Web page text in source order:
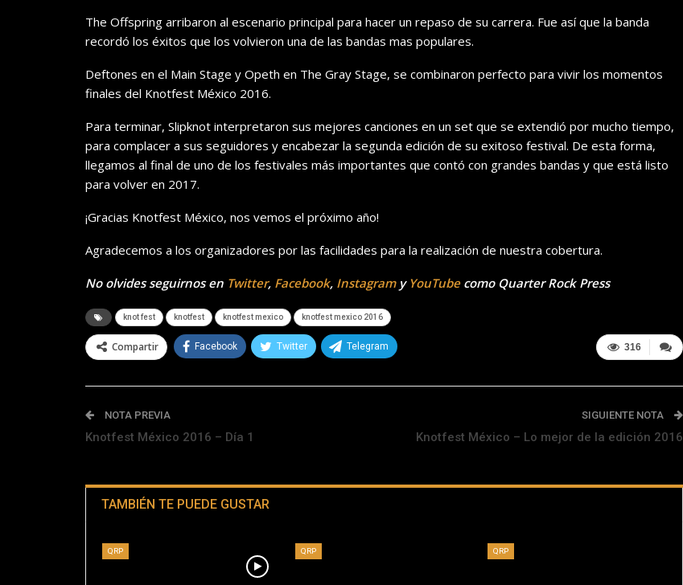
The Offspring arribaron al escenario principal para hacer un repaso de su carrera. Fue así que la banda
recordó los éxitos que los volvieron una de las bandas mas populares.
Deftones en el Main Stage y Opeth en The Gray Stage, se combinaron perfecto para vivir los momentos
finales del Knotfest México 2016.
Para terminar, Slipknot interpretaron sus mejores canciones en un set que se extendió por mucho tiempo,
para complacer a sus seguidores y encabezar la segunda edición de su exitoso festival. De esta forma,
llegamos al final de uno de los festivales más importantes que contó con grandes bandas y que está listo
para volver en 2017.
¡Gracias Knotfest México, nos vemos el próximo año!
Agradecemos a los organizadores por las facilidades para la realización de nuestra cobertura.
No olvides seguirnos en Twitter, Facebook, Instagramy YouTubecomo Quarter Rock Press
knot fest knotfest knotfest mexico knotfest mexico 2016
316
Compartir Facebook Twitter Telegram
NOTA PREVIA
Knotfest México 2016 – Día 1
SIGUIENTE NOTA
Knotfest México – Lo mejor de la edición 2016
TAMBIÉN TE PUEDE GUSTAR
QRP QRP QRP